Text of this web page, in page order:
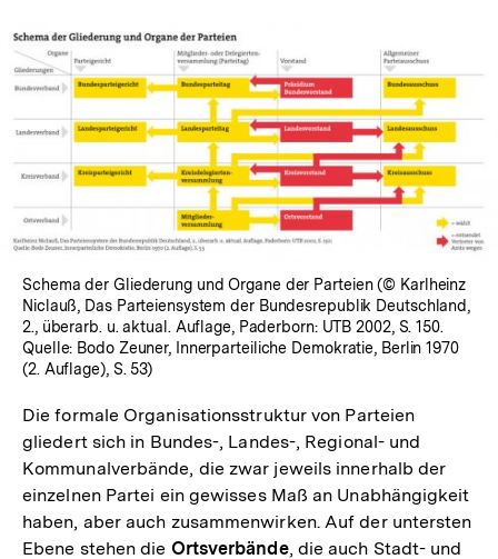
Schema der Gliederung und Organe der Parteien (© Karlheinz
Niclauß, Das Parteiensystem der Bundesrepublik Deutschland,
2., überarb. u. aktual. Auflage, Paderborn: UTB 2002, S. 150.
Quelle: Bodo Zeuner, Innerparteiliche Demokratie, Berlin 1970
(2. Auflage), S. 53)
Die formale Organisationsstruktur von Parteien
gliedert sich in Bundes-, Landes-, Regional- und
Kommunalverbände, die zwar jeweils innerhalb der
einzelnen Partei ein gewisses Maß an Unabhängigkeit
haben, aber auch zusammenwirken. Auf der untersten
Ebene stehen die Ortsverbände, die auch Stadt- und